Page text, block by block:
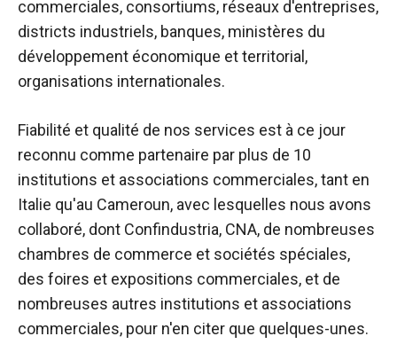
commerciales, consortiums, réseaux d'entreprises,
districts industriels, banques, ministères du
développement économique et territorial,
organisations internationales.
Fiabilité et qualité de nos services est à ce jour
reconnu comme partenaire par plus de 10
institutions et associations commerciales, tant en
Italie qu'au Cameroun, avec lesquelles nous avons
collaboré, dont Confindustria, CNA, de nombreuses
chambres de commerce et sociétés spéciales,
des foires et expositions commerciales, et de
nombreuses autres institutions et associations
commerciales, pour n'en citer que quelques-unes.